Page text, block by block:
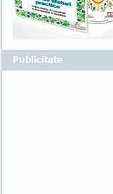
Publicitate